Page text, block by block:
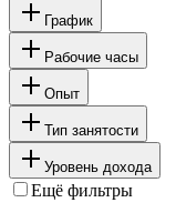
График
Рабочие часы
Опыт
Тип занятости
Уровень дохода
Ещё фильтры